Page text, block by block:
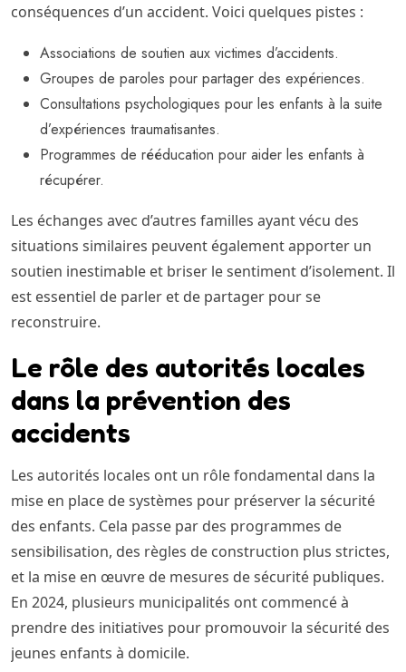
conséquences d’un accident. Voici quelques pistes :
Associations de soutien aux victimes d’accidents.
Groupes de paroles pour partager des expériences.
Consultations psychologiques pour les enfants à la suite
d’expériences traumatisantes.
Programmes de rééducation pour aider les enfants à
récupérer.
Les échanges avec d’autres familles ayant vécu des
situations similaires peuvent également apporter un
soutien inestimable et briser le sentiment d’isolement. Il
est essentiel de parler et de partager pour se
reconstruire.
Le rôle des autorités locales
dans la prévention des
accidents
Les autorités locales ont un rôle fondamental dans la
mise en place de systèmes pour préserver la sécurité
des enfants. Cela passe par des programmes de
sensibilisation, des règles de construction plus strictes,
et la mise en œuvre de mesures de sécurité publiques.
En 2024, plusieurs municipalités ont commencé à
prendre des initiatives pour promouvoir la sécurité des
jeunes enfants à domicile.